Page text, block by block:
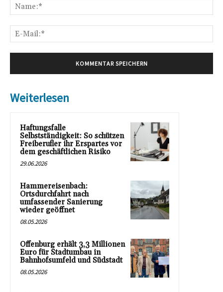
Weiterlesen
Haftungsfalle
Selbstständigkeit: So schützen
Freiberufler ihr Erspartes vor
dem geschäftlichen Risiko
29.06.2026
Hammereisenbach:
Ortsdurchfahrt nach
umfassender Sanierung
wieder geöffnet
08.05.2026
Offenburg erhält 3,3 Millionen
Euro für Stadtumbau in
Bahnhofsumfeld und Südstadt
08.05.2026